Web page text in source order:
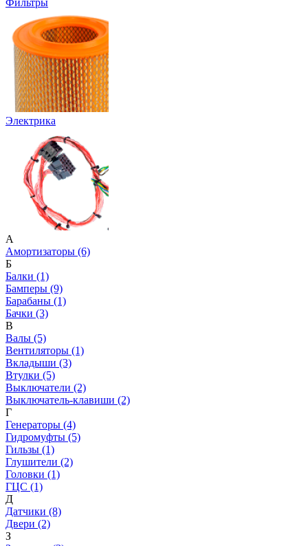
Электрика
А
Амортизаторы (6)
Б
Балки (1)
Бамперы (9)
Барабаны (1)
Бачки (3)
В
Валы (5)
Вентиляторы (1)
Вкладыши (3)
Втулки (5)
Выключатели (2)
Выключатель-клавиши (2)
Г
Генераторы (4)
Гидромуфты (5)
Гильзы (1)
Глушители (2)
Головки (1)
ГЦС (1)
Д
Датчики (8)
Двери (2)
З